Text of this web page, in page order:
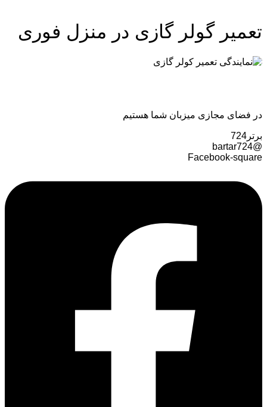
تعمیر گولر گازی در منزل فوری
در فضای مجازی میزبان شما هستیم
برتر724
@bartar724
Facebook-square